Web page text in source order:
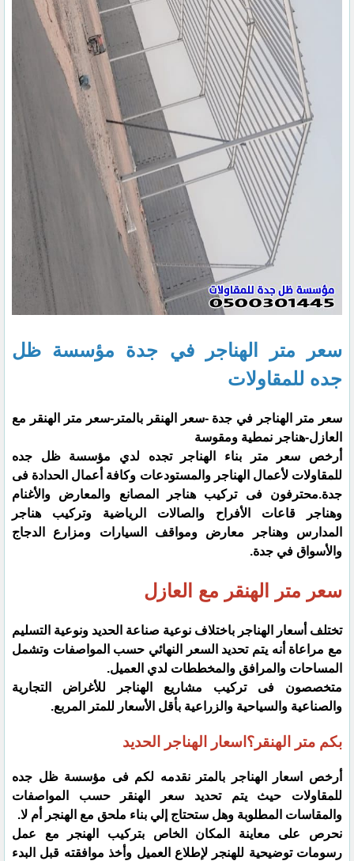
سعر متر الهناجر في جدة مؤسسة ظل
جده للمقاولات
سعر متر الهناجر في جدة -سعر الهنقر بالمتر-سعر متر الهنقر مع
العازل-هناجر نمطية ومقوسة
أرخص سعر متر بناء الهناجر تجده لدي‏ مؤسسة ظل جده
للمقاولات لأعمال الهناجر والمستودعات وكافة أعمال الحدادة فى
جدة.محترفون فى تركيب هناجر المصانع والمعارض والأغنام
وهناجر قاعات الأفراح والصالات الرياضية وتركيب هناجر
المدارس وهناجر معارض ومواقف السيارات ومزارع الدجاج
والأسواق في جدة.
سعر متر الهنقر مع العازل
تختلف أسعار الهناجر باختلاف نوعية صناعة الحديد ونوعية التسليم
مع مراعاة أنه يتم تحديد السعر النهائي حسب المواصفات وتشمل
المساحات والمرافق والمخططات لدي العميل.
متخصصون فى تركيب مشاريع الهناجر للأغراض التجارية
والصناعية والسياحية والزراعية بأقل الأسعار للمتر المربع.
بكم متر الهنقر؟اسعار الهناجر الحديد
أرخص اسعار الهناجر بالمتر نقدمه لكم فى مؤسسة ظل جده
للمقاولات حيث يتم تحديد سعر الهنقر حسب المواصفات
والمقاسات المطلوبة وهل ستحتاج إلي بناء ملحق مع الهنجر أم لا.
نحرص على معاينة المكان الخاص بتركيب الهنجر مع عمل
رسومات توضيحية للهنجر لإطلاع العميل وأخذ موافقته قبل البدء